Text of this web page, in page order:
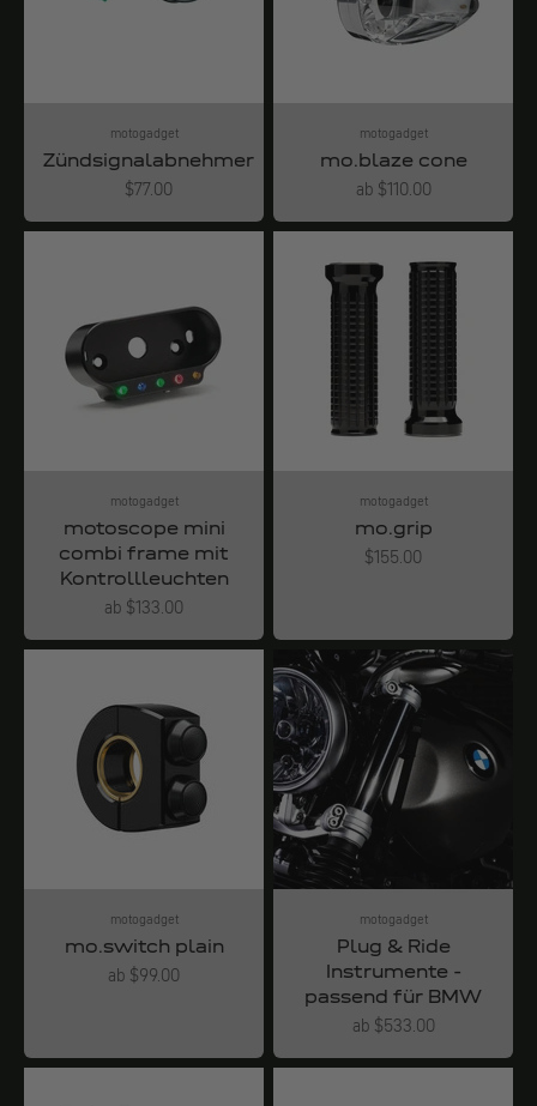
motogadget
Zündsignalabnehmer
Angebot
$77.00
motogadget
mo.blaze cone
Angebot
ab $110.00
motogadget
motoscope mini
combi frame mit
Kontrollleuchten
Angebot
ab $133.00
motogadget
mo.grip
Angebot
$155.00
motogadget
mo.switch plain
Angebot
ab $99.00
motogadget
Plug & Ride
Instrumente -
passend für BMW
Angebot
ab $533.00